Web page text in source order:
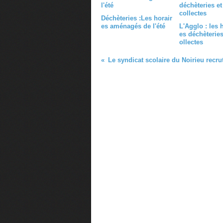
Déchèteries :Les horair
es aménagés de l'été
L'Agglo : les
es
ollectes
Le syndicat scolaire du Noirieu